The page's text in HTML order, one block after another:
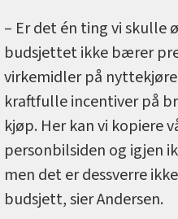
– Er det én ting vi skulle
budsjettet ikke bærer
virkemidler på
kraftfulle incentiver på
kjøp. Her kan vi kopiere
personbilsiden og igjen
men det er dessverre
budsjett, sier Andersen.